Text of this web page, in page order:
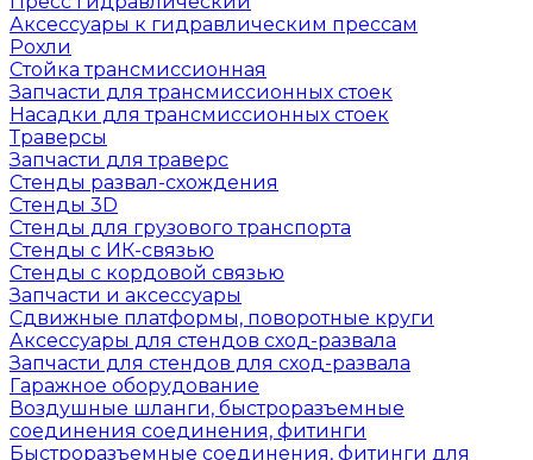
Аксессуары к гидравлическим прессам
Рохли
Стойка трансмиссионная
Запчасти для трансмиссионных стоек
Насадки для трансмиссионных стоек
Траверсы
Запчасти для траверс
Стенды развал-схождения
Стенды 3D
Стенды для грузового транспорта
Стенды с ИК-связью
Стенды с кордовой связью
Запчасти и аксессуары
Сдвижные платформы, поворотные круги
Аксессуары для стендов сход-развала
Запчасти для стендов для сход-развала
Гаражное оборудование
Воздушные шланги, быстроразъемные
соединения соединения, фитинги
Быстроразъемные соединения, фитинги для